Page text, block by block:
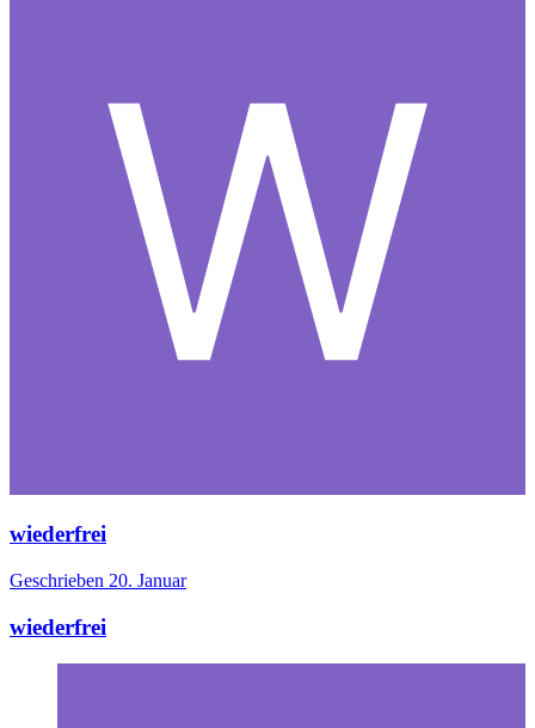
wiederfrei
Geschrieben 20. Januar
wiederfrei